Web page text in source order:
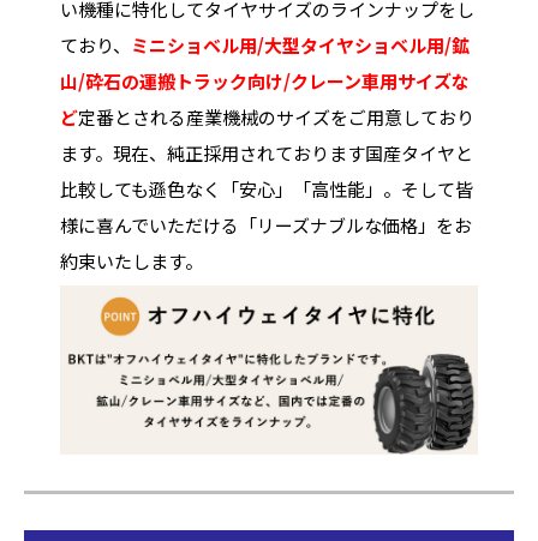
い機種に特化してタイヤサイズのラインナップをし
ており、 ミニショベル用/大型タイヤショベル用/鉱
山/砕石の運搬トラック向け/クレーン車用サイズな
ど定番とされる産業機械のサイズをご用意しており
ます。現在、純正採用されております国産タイヤと
比較しても遜色なく「安心」「高性能」。そして皆
様に喜んでいただける「リーズナブルな価格」をお
約束いたします。